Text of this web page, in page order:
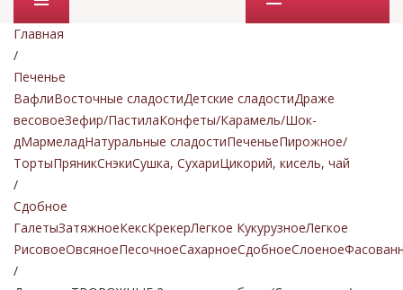
Промо товары
Главная
/
Печенье
ВафлиВосточные сладостиДетские сладостиДраже
весовоеЗефир/ПастилаКонфеты/Карамель/Шок-
дМармеладНатуральные сладостиПеченьеПирожное/
ТортыПряникСнэкиСушка, СухариЦикорий, кисель, чай
/
Сдобное
ГалетыЗатяжноеКексКрекерЛегкое КукурузноеЛегкое
РисовоеОвсяноеПесочноеСахарноеСдобноеСлоеное
/